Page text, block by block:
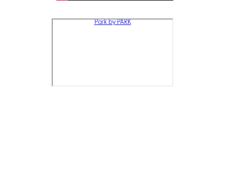
Park by PARK